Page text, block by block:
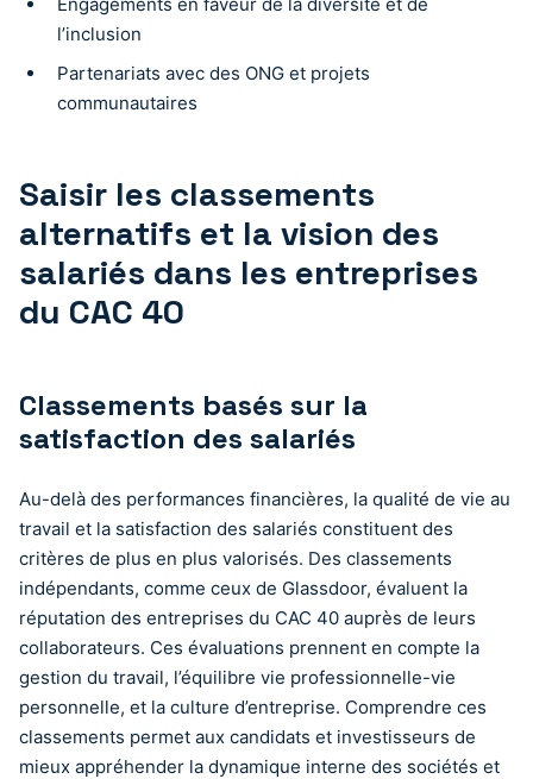
l’inclusion
Partenariats avec des ONG et projets
communautaires
Saisir les classements
alternatifs et la vision des
salariés dans les entreprises
du CAC 40
Classements basés sur la
satisfaction des salariés
Au-delà des performances financières, la qualité de vie au
travail et la satisfaction des salariés constituent des
critères de plus en plus valorisés. Des classements
indépendants, comme ceux de Glassdoor, évaluent la
réputation des entreprises du CAC 40 auprès de leurs
collaborateurs. Ces évaluations prennent en compte la
gestion du travail, l’équilibre vie professionnelle-vie
personnelle, et la culture d’entreprise. Comprendre ces
classements permet aux candidats et investisseurs de
mieux appréhender la dynamique interne des sociétés et